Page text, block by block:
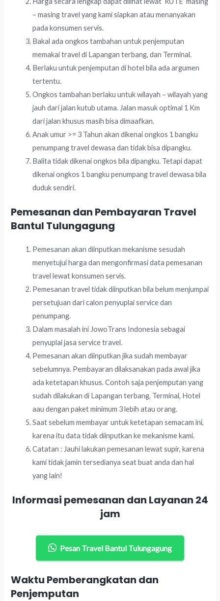
– masing travel yang kami siapkan atau menanyakan
pada konsumen servis.
Bakal ada ongkos tambahan untuk penjemputan
memakai travel di Lapangan terbang, dan Terminal.
Berlaku untuk penjemputan di hotel bila ada argumen
tertentu.
Ongkos tambahan berlaku untuk wilayah – wilayah yang
jauh dari jalan kutub utama. Jalan masuk optimal 1 Km
dari jalan khusus masih bisa dimaafkan.
Anak umur >= 3 Tahun akan dikenai ongkos 1 bangku
penumpang travel dewasa dan tidak bisa dipangku.
Balita tidak dikenai ongkos bila dipangku. Tetapi dapat
dikenai ongkos 1 bangku penumpang travel dewasa bila
duduk sendiri.
Pemesanan dan Pembayaran Travel
Bantul Tulungagung
Pemesanan akan diinputkan mekanisme sesudah
menyetujui harga dan mengonfirmasi data pemesanan
travel lewat konsumen servis.
Pemesanan travel tidak diinputkan bila belum menjumpai
persetujuan dari calon penyuplai service dan
penumpang.
Dalam masalah ini JowoTrans Indonesia sebagai
penyuplai jasa service travel.
Pemesanan akan diinputkan jika sudah membayar
sebelumnya. Pembayaran dilaksanakan pada awal jika
ada ketetapan khusus. Contoh saja penjemputan yang
sudah dilakukan di Lapangan terbang, Terminal, Hotel
aau dengan paket minimum 3 lebih atau orang.
Saat sebelum membayar untuk ketetapan semacam ini,
karena itu data tidak diinputkan ke mekanisme kami.
Catatan : Jauhi lakukan pemesanan lewat supir, karena
kami tidak jamin tersedianya seat buat anda dan hal
yang lain!
Informasi pemesanan dan Layanan 24
jam
Pesan Travel Bantul Tulungagung
Waktu Pemberangkatan dan
Penjemputan